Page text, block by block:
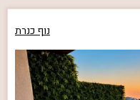
נוף כנרת